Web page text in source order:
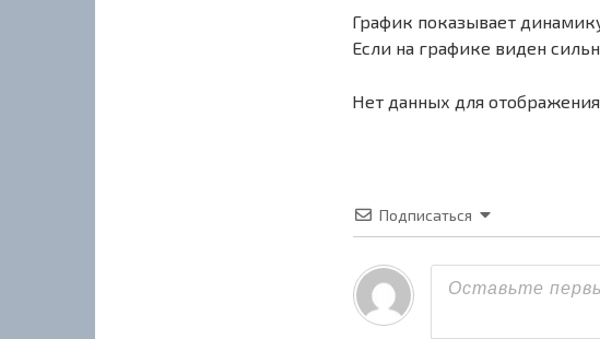
График показывает
Если на графике виден
Нет данных для
Подписаться